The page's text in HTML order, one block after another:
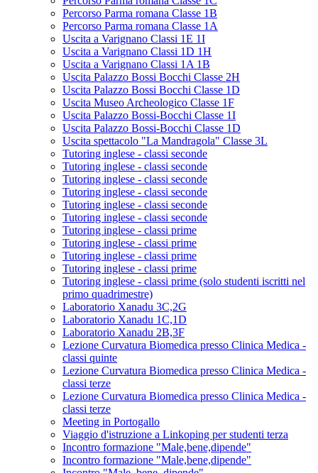
Percorso Parma romana Classe 1B
Percorso Parma romana Classe 1A
Uscita a Varignano Classi 1E 1I
Uscita a Varignano Classi 1D 1H
Uscita a Varignano Classi 1A 1B
Uscita Palazzo Bossi Bocchi Classe 2H
Uscita Palazzo Bossi Bocchi Classe 1D
Uscita Museo Archeologico Classe 1F
Uscita Palazzo Bossi-Bocchi Classe 1I
Uscita Palazzo Bossi-Bocchi Classe 1D
Uscita spettacolo "La Mandragola" Classe 3L
Tutoring inglese - classi seconde
Tutoring inglese - classi seconde
Tutoring inglese - classi seconde
Tutoring inglese - classi seconde
Tutoring inglese - classi seconde
Tutoring inglese - classi seconde
Tutoring inglese - classi prime
Tutoring inglese - classi prime
Tutoring inglese - classi prime
Tutoring inglese - classi prime
Tutoring inglese - classi prime (solo studenti iscritti nel
primo quadrimestre)
Laboratorio Xanadu 3C,2G
Laboratorio Xanadu 1C,1D
Laboratorio Xanadu 2B,3F
Lezione Curvatura Biomedica presso Clinica Medica -
classi quinte
Lezione Curvatura Biomedica presso Clinica Medica -
classi terze
Lezione Curvatura Biomedica presso Clinica Medica -
classi terze
Meeting in Portogallo
Viaggio d'istruzione a Linkoping per studenti terza
Incontro formazione "Male,bene,dipende"
Incontro formazione "Male,bene,dipende"